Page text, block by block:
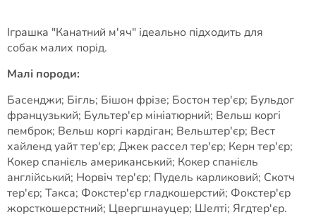
Іграшка "Канатний м'яч" ідеально підходить для
собак малих порід.
Малі породи:
Басенджи; Бігль; Бішон фрізе; Бостон тер'єр; Бульдог
французький; Бультер'єр мініатюрний; Вельш коргі
пемброк; Вельш коргі кардіган; Вельштер'єр; Вест
хайленд уайт тер'єр; Джек рассел тер'єр; Керн тер'єр;
Кокер спанієль американський; Кокер спанієль
англійський; Норвіч тер'єр; Пудель карликовий; Скотч
тер'єр; Такса; Фокстер'єр гладкошерстий; Фокстер'єр
жорсткошерстний; Цвергшнауцер; Шелті; Ягдтер'єр.